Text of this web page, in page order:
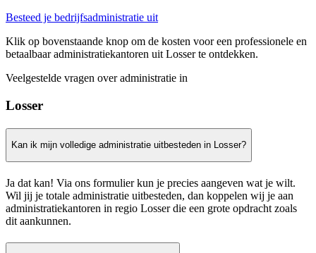
Besteed je bedrijfsadministratie uit
Klik op bovenstaande knop om de kosten voor een professionele en
betaalbaar administratiekantoren uit Losser te ontdekken.
Veelgestelde vragen over administratie in
Losser
Kan ik mijn volledige administratie uitbesteden in Losser?
Ja dat kan! Via ons formulier kun je precies aangeven wat je wilt.
Wil jij je totale administratie uitbesteden, dan koppelen wij je aan
administratiekantoren in regio Losser die een grote opdracht zoals
dit aankunnen.